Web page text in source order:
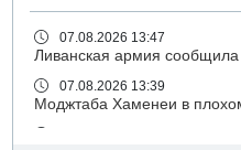
07.08.2026 13:47
Ливанская армия
07.08.2026 13:39
Моджтаба Хаменеи в